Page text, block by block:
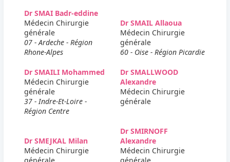
Dr SMAI Badr-eddine
Médecin Chirurgie
générale
07 - Ardeche - Région
Rhone-Alpes
Dr SMAIL Allaoua
Médecin Chirurgie
générale
60 - Oise - Région Picardie
Dr SMAILI Mohammed
Médecin Chirurgie
générale
37 - Indre-Et-Loire -
Région Centre
Dr SMALLWOOD
Alexandre
Médecin Chirurgie
générale
Dr SMEJKAL Milan
Médecin Chirurgie
Dr SMIRNOFF
Alexandre
Médecin Chirurgie